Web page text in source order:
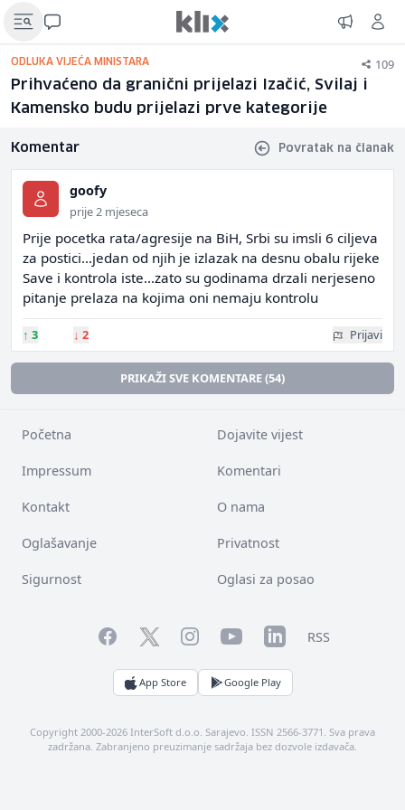
ODLUKA VIJEĆA MINISTARA 109
Prihvaćeno da granični prijelazi Izačić, Svilaj i
Kamensko budu prijelazi prve kategorije
Komentar Povratak na članak
goofy
prije 2 mjeseca
Prije pocetka rata/agresije na BiH, Srbi su imsli 6 ciljeva
za postici...jedan od njih je izlazak na desnu obalu rijeke
Save i kontrola iste...zato su godinama drzali nerjeseno
pitanje prelaza na kojima oni nemaju kontrolu
↑ 3 ↓ 2 Prijavi
PRIKAŽI SVE KOMENTARE (54)
Početna Dojavite vijest
Impressum Komentari
Kontakt O nama
Oglašavanje Privatnost
Sigurnost Oglasi za posao
FacebookTwitterInstagramYouTubeLinkedInRSS
App Store Google Play
Copyright 2000-2026 InterSoft d.o.o. Sarajevo. ISSN 2566-3771. Sva prava
zadržana. Zabranjeno preuzimanje sadržaja bez dozvole izdavača.